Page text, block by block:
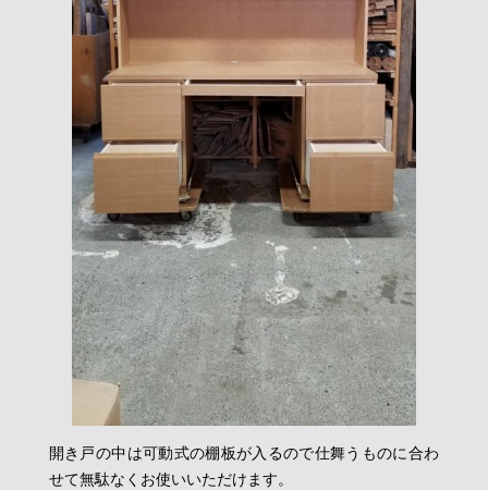
開き戸の中は可動式の棚板が入るので仕舞うものに合わ
せて無駄なくお使いいただけます。